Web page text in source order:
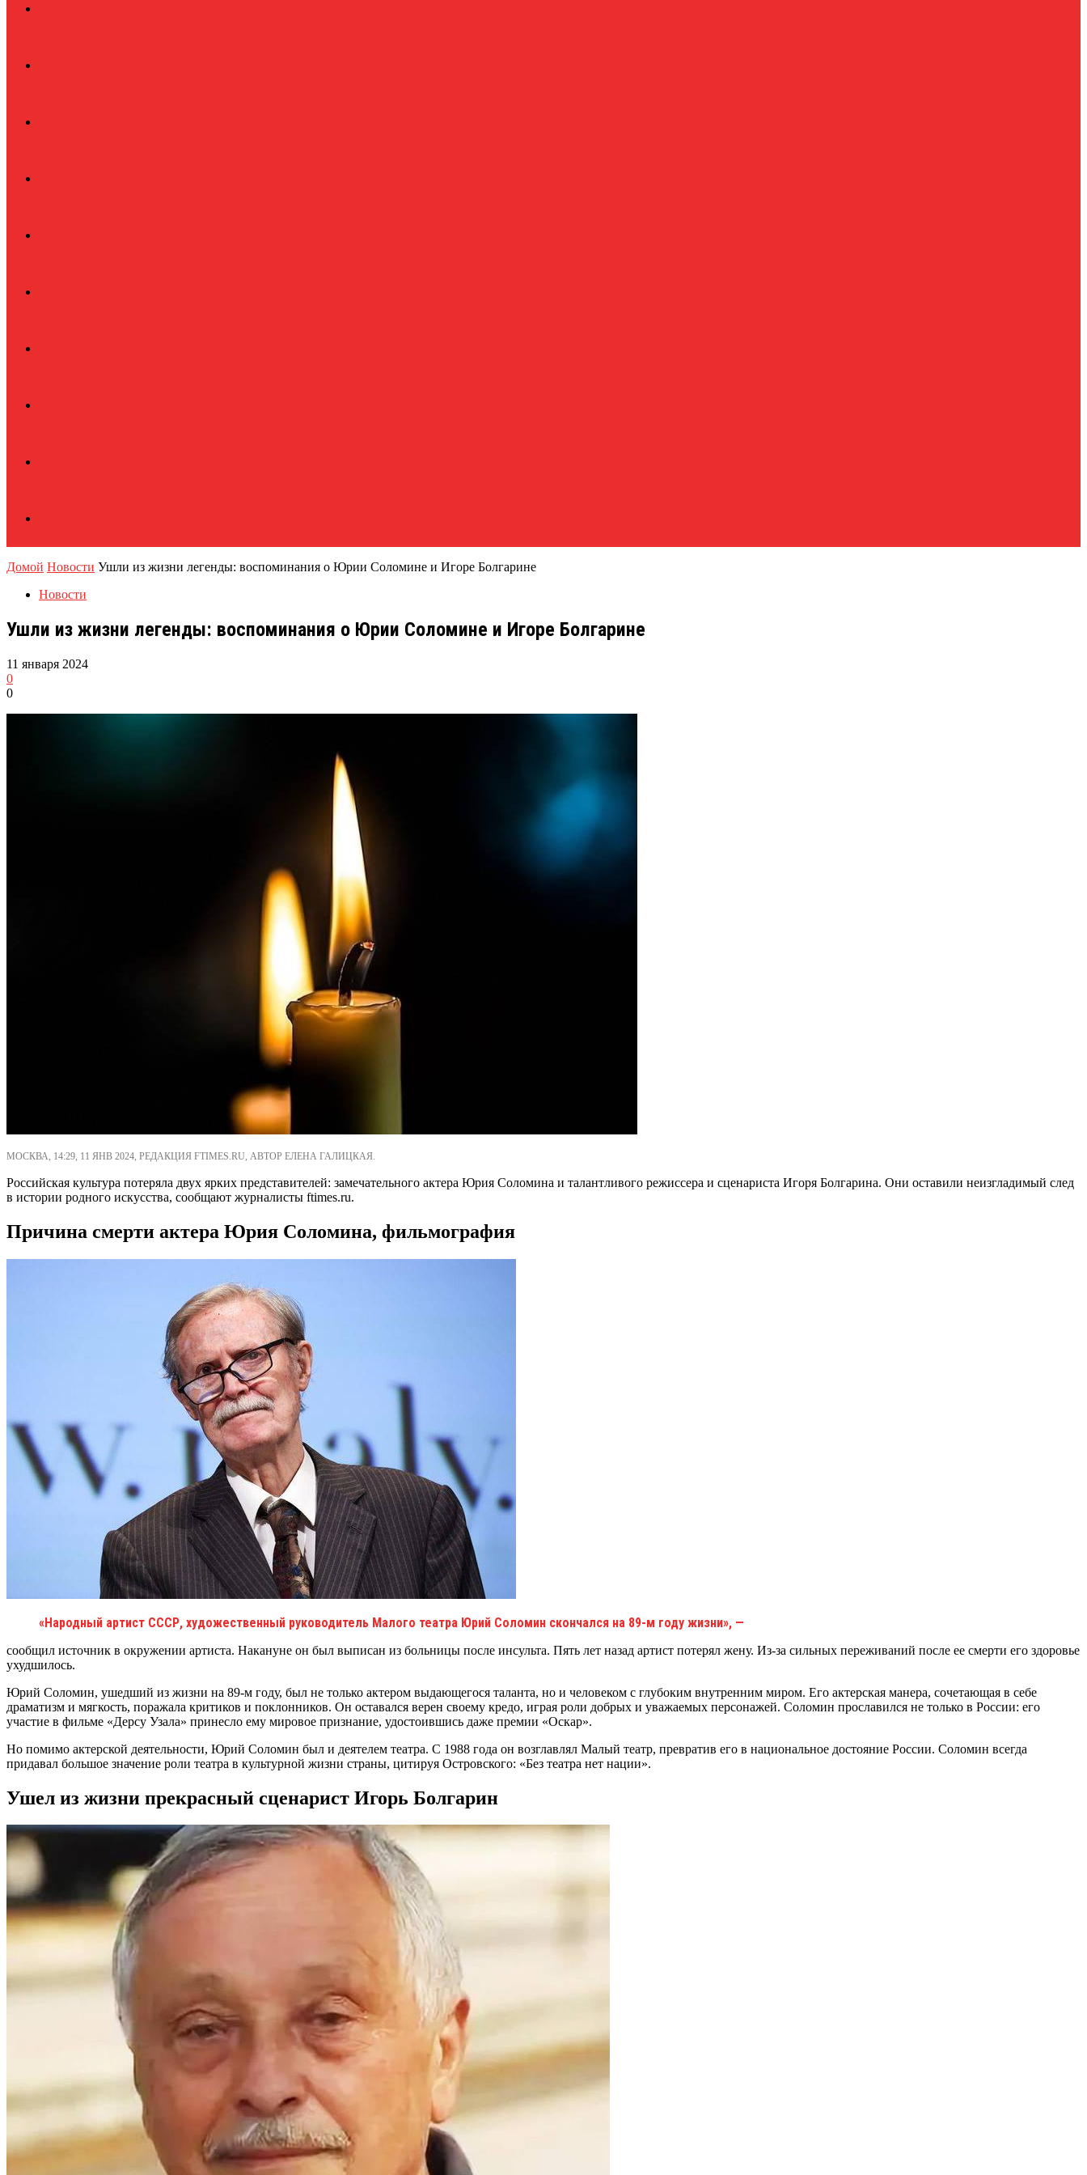
Домой Новости Ушли из жизни легенды: воспоминания о Юрии Соломине и Игоре Болгарине
Новости
Ушли из жизни легенды: воспоминания о Юрии Соломине и Игоре Болгарине
11 января 2024
0
0
МОСКВА, 14:29, 11 ЯНВ 2024, РЕДАКЦИЯ FTIMES.RU, АВТОР ЕЛЕНА ГАЛИЦКАЯ.
Российская культура потеряла двух ярких представителей: замечательного актера Юрия Соломина и талантливого режиссера и сценариста Игоря Болгарина. Они оставили неизгладимый след
в истории родного искусства, сообщают журналисты ftimes.ru.
Причина смерти актера Юрия Соломина, фильмография
«Народный артист СССР, художественный руководитель Малого театра Юрий Соломин скончался на 89-м году жизни», —
сообщил источник в окружении артиста. Накануне он был выписан из больницы после инсульта. Пять лет назад артист потерял жену. Из-за сильных переживаний после ее смерти его здоровье
ухудшилось.
Юрий Соломин, ушедший из жизни на 89-м году, был не только актером выдающегося таланта, но и человеком с глубоким внутренним миром. Его актерская манера, сочетающая в себе
драматизм и мягкость, поражала критиков и поклонников. Он оставался верен своему кредо, играя роли добрых и уважаемых персонажей. Соломин прославился не только в России: его
участие в фильме «Дерсу Узала» принесло ему мировое признание, удостоившись даже премии «Оскар».
Но помимо актерской деятельности, Юрий Соломин был и деятелем театра. С 1988 года он возглавлял Малый театр, превратив его в национальное достояние России. Соломин всегда
придавал большое значение роли театра в культурной жизни страны, цитируя Островского: «Без театра нет нации».
Ушел из жизни прекрасный сценарист Игорь Болгарин